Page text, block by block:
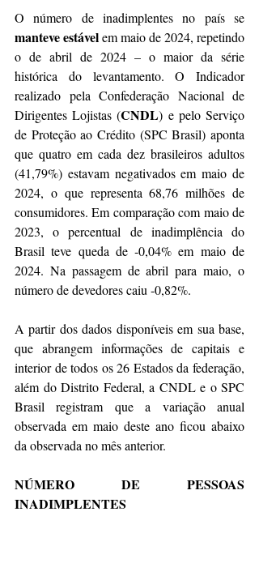
manteve estável em maio de 2024, repetindo
o de abril de 2024 – o maior da série
histórica do levantamento. O Indicador
realizado pela Confederação Nacional de
Dirigentes Lojistas (CNDL) e pelo Serviço
de Proteção ao Crédito (SPC Brasil) aponta
que quatro em cada dez brasileiros adultos
(41,79%) estavam negativados em maio de
2024, o que representa 68,76 milhões de
consumidores. Em comparação com maio de
2023, o percentual de inadimplência do
Brasil teve queda de ‐0,04% em maio de
2024. Na passagem de abril para maio, o
número de devedores caiu ‐0,82%.
A partir dos dados disponíveis em sua base,
que abrangem informações de capitais e
interior de todos os 26 Estados da federação,
além do Distrito Federal, a CNDL e o SPC
Brasil registram que a variação anual
observada em maio deste ano ficou abaixo
da observada no mês anterior.
NÚMERO DE PESSOAS
INADIMPLENTES